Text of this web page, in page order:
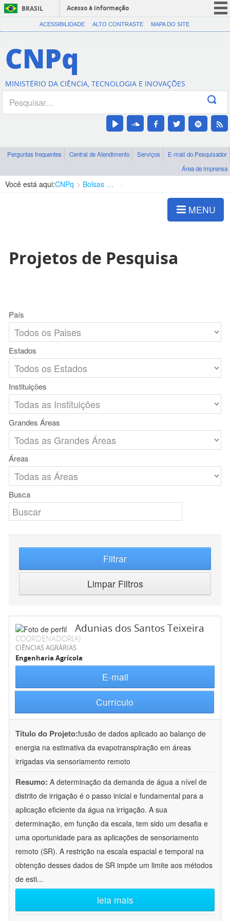
BRASIL
Acesso à informação
CORONAVÍRUS (COVID-19)
Canais
ACESSIBILIDADE ALTO CONTRASTE MAPA DO SITE
CNPq
MINISTÉRIO DA CIÊNCIA, TECNOLOGIA E INOVAÇÕES
Perguntas frequentes Central de Atendimento Serviços
E-mail do Pesquisador
Área de imprensa
Você está aqui:CNPq Bolsas e Auxílios Vigentes
MENU
Projetos de Pesquisa
País
Estados
Instituições
Grandes Áreas
Áreas
Busca
Filtrar
Limpar Filtros
Adunias dos Santos Teixeira
COORDENADOR(A)
CIÊNCIAS AGRÁRIAS
Engenharia Agrícola
E-mail
Currículo
Título do Projeto:fusão de dados aplicado ao balanço de
energia na estimativa da evapotranspiração em áreas
irrigadas via sensoriamento remoto
Resumo: A determinação da demanda de água a nível de
distrito de irrigação é o passo inicial e fundamental para a
aplicação eficiente da água na irrigação. A sua
determinação, em função da escala, tem sido um desafia e
uma oportunidade para as aplicações de sensoriamento
remoto (SR). A restrição na escala espacial e temporal na
obtenção desses dados de SR impõe um limite aos métodos
de esti...
leia mais